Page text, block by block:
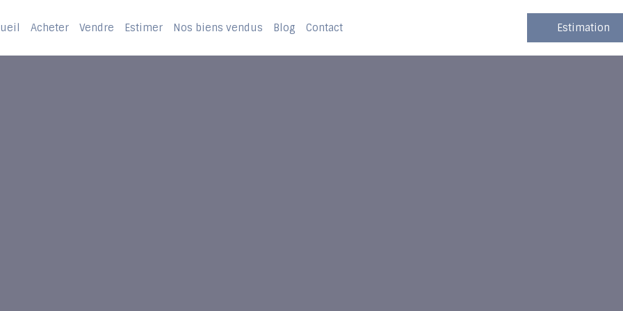
Acheter Vendre Estimer Nos biens vendus Blog Contact Estimation